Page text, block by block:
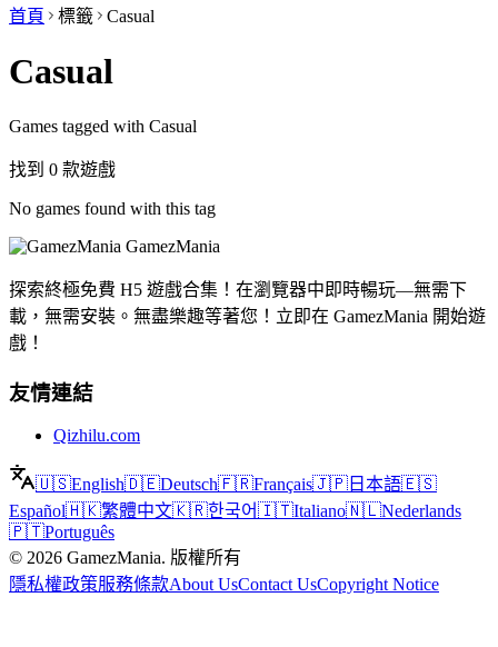
首頁
標籤 Casual
Casual
Games tagged with Casual
找到 0 款遊戲
No games found with this tag
GamezMania
探索終極免費 H5 遊戲合集！在瀏覽器中即時暢玩—無需下
載，無需安裝。無盡樂趣等著您！立即在 GamezMania 開始遊
戲！
友情連結
Qizhilu.com
🇺🇸English🇩🇪Deutsch🇫🇷Français🇯🇵 日本語🇪🇸
Español🇭🇰繁體中文🇰🇷한국어🇮🇹Italiano🇳🇱Nederlands
🇵🇹Português
© 2026 GamezMania. 版權所有
隱私權政策服務條款About UsContact UsCopyright Notice